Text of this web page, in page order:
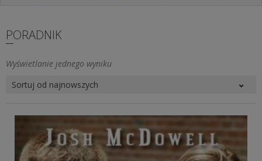
PORADNIK
Wyświetlanie jednego wyniku